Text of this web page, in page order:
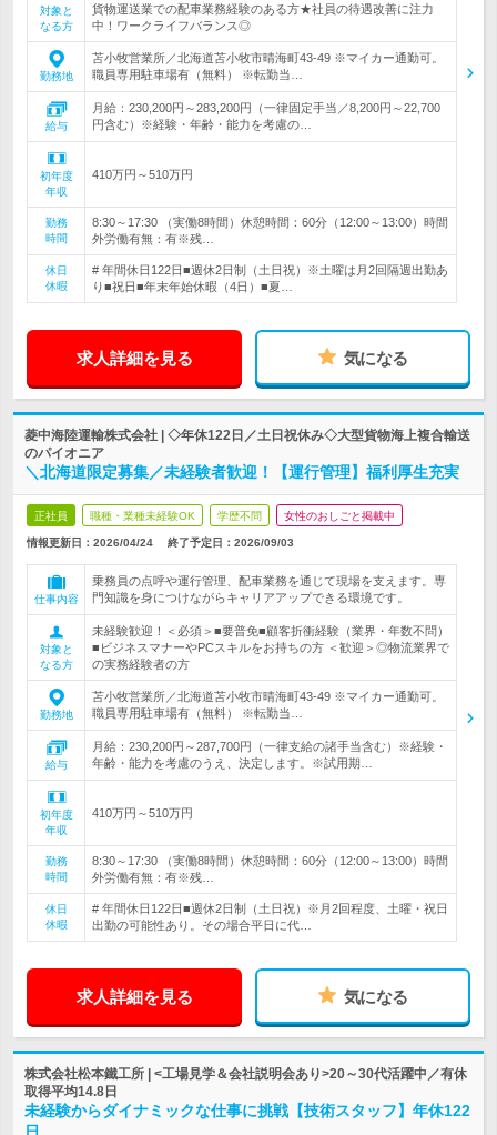
対象と
なる方
貨物運送業での配車業務経験のある方★社員の待遇改善に注力
中！ワークライフバランス◎
勤務地
苫小牧営業所／北海道苫小牧市晴海町43-49 ※マイカー通勤可。
職員専用駐車場有（無料） ※転勤当…
給与
月給：230,200円～283,200円（一律固定手当／8,200円～22,700
円含む）※経験・年齢・能力を考慮の…
初年度
年収
410万円～510万円
勤務
時間
8:30～17:30 （実働8時間）休憩時間：60分（12:00～13:00）時間
外労働有無：有※残…
休日
休暇
# 年間休日122日■週休2日制（土日祝）※土曜は月2回隔週出勤あ
り■祝日■年末年始休暇（4日）■夏…
求人詳細を見る 気になる
菱中海陸運輸株式会社 | ◇年休122日／土日祝休み◇大型貨物海上複合輸送
のパイオニア
＼北海道限定募集／未経験者歓迎！【運行管理】福利厚生充実
正社員 職種・業種未経験OK 学歴不問 女性のおしごと掲載中
情報更新日：2026/04/24 終了予定日： 2026/09/03
仕事内容
乗務員の点呼や運行管理、配車業務を通じて現場を支えます。専
門知識を身につけながらキャリアアップできる環境です。
対象と
なる方
未経験歓迎！＜必須＞■要普免■顧客折衝経験（業界・年数不問）
■ビジネスマナーやPCスキルをお持ちの方 ＜歓迎＞◎物流業界で
の実務経験者の方
勤務地
苫小牧営業所／北海道苫小牧市晴海町43-49 ※マイカー通勤可。
職員専用駐車場有（無料） ※転勤当…
給与
月給：230,200円～287,700円（一律支給の諸手当含む）※経験・
年齢・能力を考慮のうえ、決定します。※試用期…
初年度
年収
410万円～510万円
勤務
時間
8:30～17:30 （実働8時間）休憩時間：60分（12:00～13:00）時間
外労働有無：有※残…
休日
休暇
# 年間休日122日■週休2日制（土日祝）※月2回程度、土曜・祝日
出勤の可能性あり。その場合平日に代…
求人詳細を見る 気になる
株式会社松本鐵工所 | <工場見学＆会社説明会あり>20～30代活躍中／有休
取得平均14.8日
未経験からダイナミックな仕事に挑戦【技術スタッフ】年休122